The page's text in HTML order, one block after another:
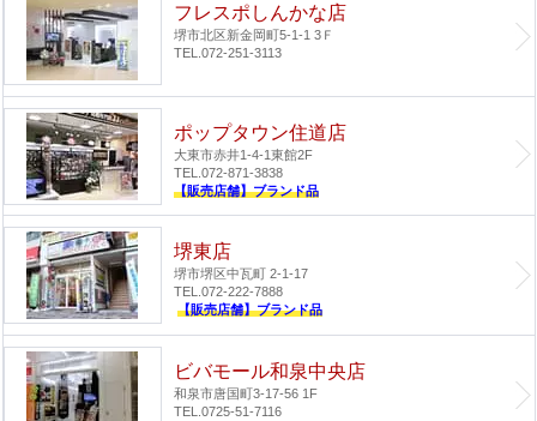
フレスポしんかな店
堺市北区新金岡町5-1-1 3Ｆ
TEL.072-251-3113
ポップタウン住道店
大東市赤井1-4-1東館2F
TEL.072-871-3838
【販売店舗】ブランド品
堺東店
堺市堺区中瓦町 2-1-17
TEL.072-222-7888
【販売店舗】ブランド品
ビバモール和泉中央店
和泉市唐国町3-17-56 1F
TEL.0725-51-7116